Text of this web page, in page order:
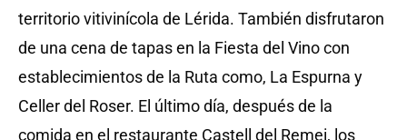
territorio vitivinícola de Lérida. También disfrutaron
de una cena de tapas en la Fiesta del Vino con
establecimientos de la Ruta como, La Espurna y
Celler del Roser. El último día, después de la
comida en el restaurante Castell del Remei, los